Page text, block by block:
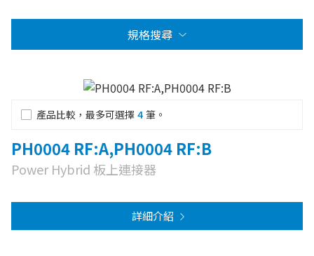
規格搜尋
產品比較，最多可選擇 4 筆。
PH0004 RF:A,PH0004 RF:B
Power Hybrid 板上連接器
詳細介紹